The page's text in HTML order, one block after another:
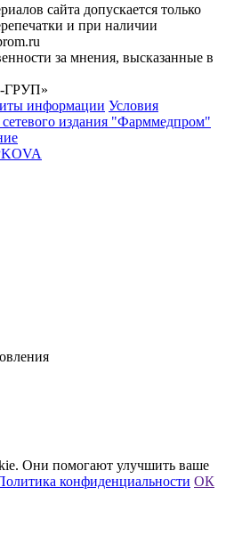
сайта допускается только
и при наличии
за мнения, высказанные в
ГРУП»
информации Условия
сетевого издания "Фарммедпром"
Они помогают улучшить ваше
конфиденциальности ОК